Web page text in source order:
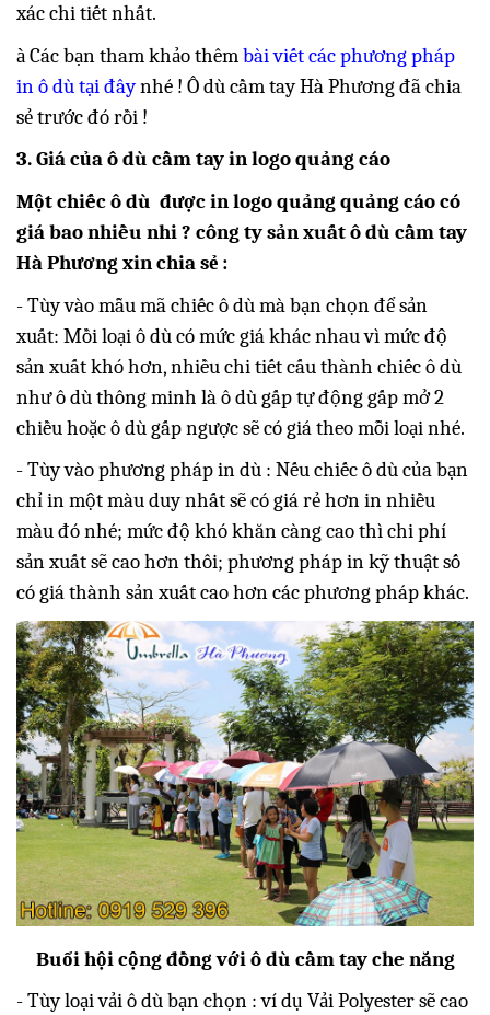
xác chi tiết nhất.
àCác bạn tham khảo thêmbài viết các phương pháp
in ô dù tại đâynhé ! Ô dù cầm tay Hà Phương đã chia
sẻ trước đó rồi !
3. Giá của ô dù cầm tay in logo quảng cáo
Một chiếc ô dù được in logo quảng quảng cáo có
giá bao nhiều nhi ? công ty sản xuất ô dù cầm tay
Hà Phương xin chia sẻ :
- Tùy vào mẫu mã chiếc ô dù mà bạn chọn để sản
xuất: Mồi loại ô dù có mức giá khác nhau vì mức độ
sản xuất khó hơn, nhiều chi tiết cấu thành chiếc ô dù
như ô dù thông minh là ô dù gấp tự động gấp mở 2
chiều hoặc ô dù gấp ngược sẽ có giá theo mỗi loại nhé.
- Tùy vào phương pháp in dù : Nếu chiếc ô dù của bạn
chỉ in một màu duy nhất sẽ có giá rẻ hơn in nhiều
màu đó nhé; mức độ khó khăn càng cao thì chi phí
sản xuất sẽ cao hơn thôi; phương pháp in kỹ thuật số
có giá thành sản xuất cao hơn các phương pháp khác.
Buổi hội cộng đồng với ô dù cầm tay che nắng
- Tùy loại vải ô dù bạn chọn : ví dụ Vải Polyester sẽ cao